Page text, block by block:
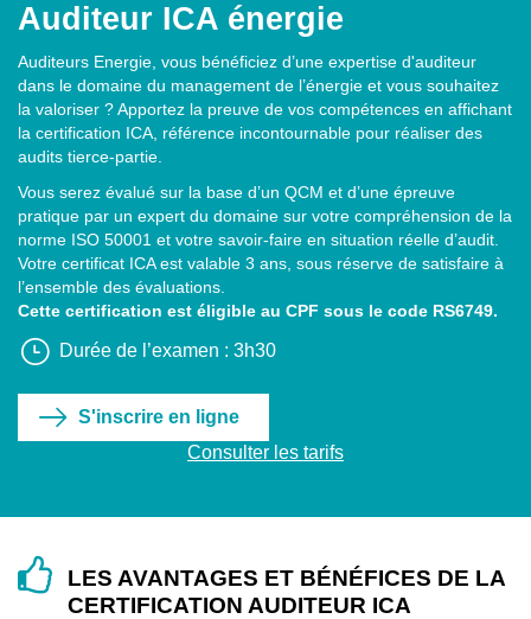
Auditeur ICA énergie
Auditeurs Energie, vous bénéficiez d’une expertise d'auditeur
dans le domaine du management de l’énergie et vous souhaitez
la valoriser ? Apportez la preuve de vos compétences en affichant
la certification ICA, référence incontournable pour réaliser des
audits tierce-partie.
Vous serez évalué sur la base d’un QCM et d’une épreuve
pratique par un expert du domaine sur votre compréhension de la
norme ISO 50001 et votre savoir-faire en situation réelle d’audit.
Votre certificat ICA est valable 3 ans, sous réserve de satisfaire à
l’ensemble des évaluations.
Cette certification est éligible au CPF sous le code RS6749.
Durée de l’examen : 3h30
S'inscrire en ligne
Consulter les tarifs
LES AVANTAGES ET BÉNÉFICES DE LA
CERTIFICATION AUDITEUR ICA